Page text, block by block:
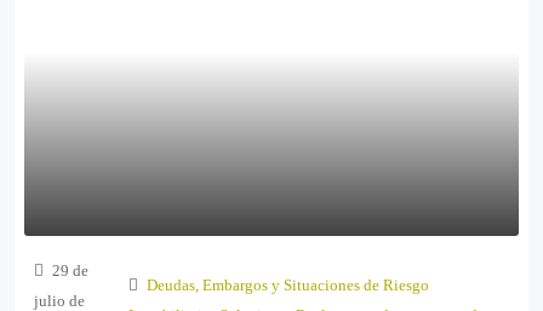
29 de
julio de
Deudas, Embargos y Situaciones de Riesgo